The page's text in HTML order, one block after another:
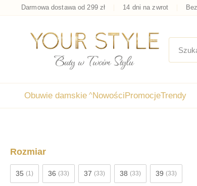
Darmowa dostawa od 299 zł 14 dni na zwrot
Obuwie damskie ^NowościPromocjeTrendy
Rozmiar
35 (1) 36 (33) 37 (33) 38 (33) 39 (33)